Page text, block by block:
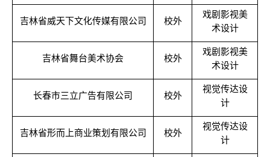
吉林省威天下文化传媒有限公司 校外
戏剧影视美
术设计
吉林省舞台美术协会 校外
戏剧影视美
术设计
长春市三立广告有限公司 校外
视觉传达设
计
吉林省形而上商业策划有限公司 校外
视觉传达设
计